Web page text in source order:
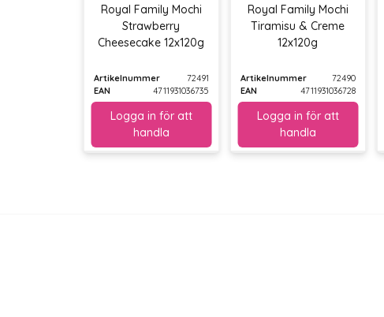
Royal Family Mochi
Strawberry
Cheesecake 12x120g
Artikelnummer
72491
EAN
4711931036735
Royal Family Mochi
Tiramisu & Creme
12x120g
Artikelnummer
72490
EAN
4711931036728